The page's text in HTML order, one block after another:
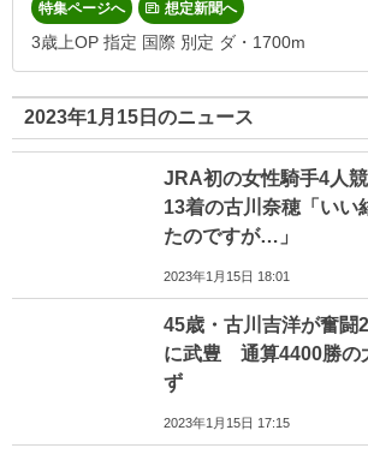
特集ページへ 想定新聞へ
3歳上OP 指定 国際 別定 ダ・1700m
2023年1月15日のニュース
JRA初の女性騎手4人
13着の古川奈穂「いい
たのですが…」
2023年1月15日 18:01
45歳・古川吉洋が奮闘
に武豊 通算4400勝の
ず
2023年1月15日 17:15